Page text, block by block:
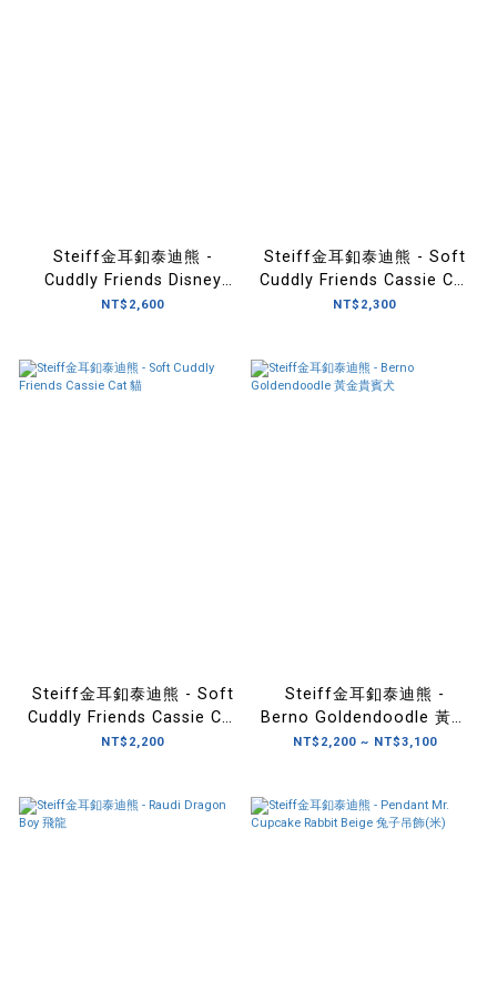
Steiff金耳釦泰迪熊 -
Cuddly Friends Disney
Marie 瑪麗貓
NT$2,600
Steiff金耳釦泰迪熊 - Soft
Cuddly Friends Cassie Cat
Reddish Blond 貓(亞麻)
NT$2,300
Steiff金耳釦泰迪熊 - Soft
Cuddly Friends Cassie Cat
貓
NT$2,200
Steiff金耳釦泰迪熊 -
Berno Goldendoodle 黃金
貴賓犬
NT$2,200 ~ NT$3,100